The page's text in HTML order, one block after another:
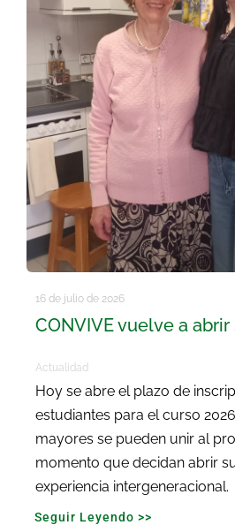
16 de julio de 2026
CONVIVE vuelve a
Actualidad
Hoy se abre el plazo de
estudiantes para el curso
mayores se pueden unir al
momento que decidan abrir
experiencia intergeneracional.
Seguir Leyendo >>